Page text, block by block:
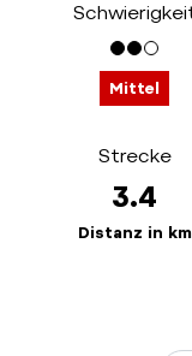
Mittel
Strecke
3.4
Distanz in km